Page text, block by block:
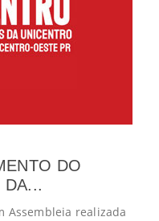
DO
DA...
Assembleia realizada